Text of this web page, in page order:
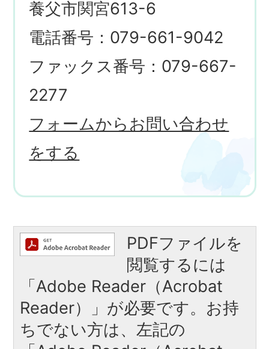
養父市関宮613-6
電話番号：079-661-9042
ファックス番号：079-667-
2277
フォームからお問い合わせ
をする
PDFファイルを
閲覧するには
「Adobe Reader（Acrobat
Reader）」が必要です。お持
ちでない方は、左記の